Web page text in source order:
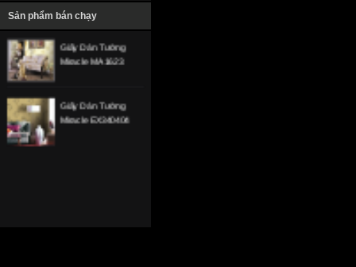
Sản phẩm bán chạy
Miracle MA 1623
Miracle EX340404